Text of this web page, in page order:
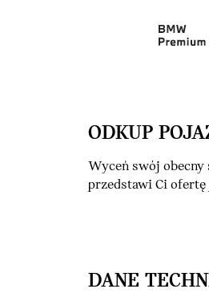
ODKUP
Wyceń swój obecny
przedstawi Ci ofertę
DANE